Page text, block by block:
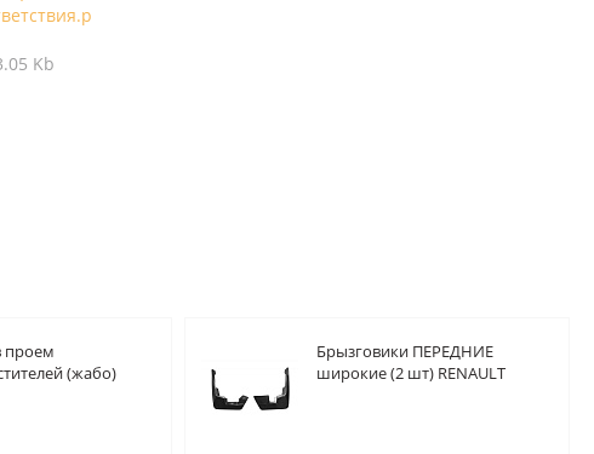
Kb
проем
(жабо)
Брызговики ПЕРЕДНИЕ
широкие (2 шт) RENAULT